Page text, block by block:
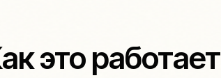
это работает